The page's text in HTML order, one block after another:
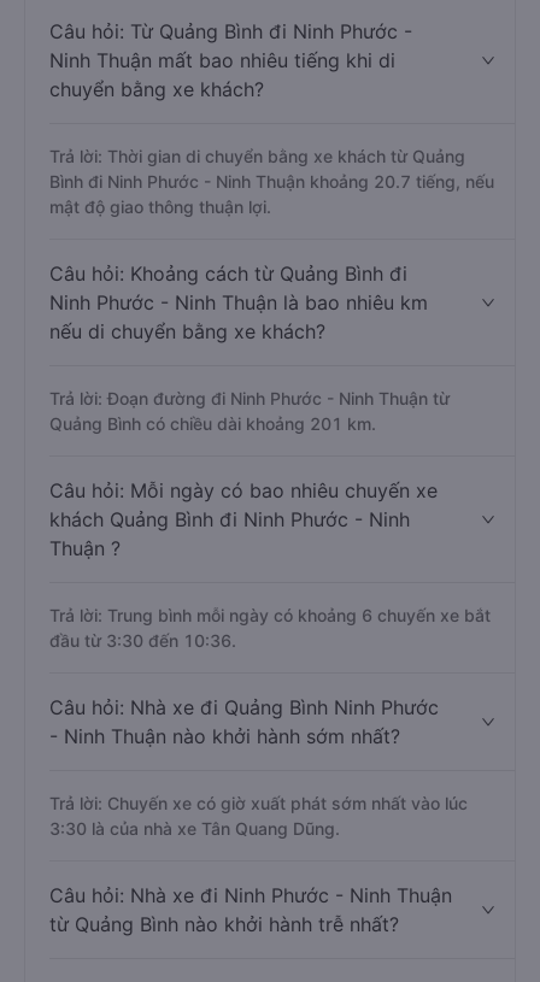
Câu hỏi: Từ Quảng Bình đi Ninh Phước -
Ninh Thuận mất bao nhiêu tiếng khi di
chuyển bằng xe khách?
Trả lời: Thời gian di chuyển bằng xe khách từ Quảng
Bình đi Ninh Phước - Ninh Thuận khoảng 20.7 tiếng, nếu
mật độ giao thông thuận lợi.
Câu hỏi: Khoảng cách từ Quảng Bình đi
Ninh Phước - Ninh Thuận là bao nhiêu km
nếu di chuyển bằng xe khách?
Trả lời: Đoạn đường đi Ninh Phước - Ninh Thuận từ
Quảng Bình có chiều dài khoảng 201 km.
Câu hỏi: Mỗi ngày có bao nhiêu chuyến xe
khách Quảng Bình đi Ninh Phước - Ninh
Thuận ?
Trả lời: Trung bình mỗi ngày có khoảng 6 chuyến xe bắt
đầu từ 3:30 đến 10:36.
Câu hỏi: Nhà xe đi Quảng Bình Ninh Phước
- Ninh Thuận nào khởi hành sớm nhất?
Trả lời: Chuyến xe có giờ xuất phát sớm nhất vào lúc
3:30 là của nhà xe Tân Quang Dũng.
Câu hỏi: Nhà xe đi Ninh Phước - Ninh Thuận
từ Quảng Bình nào khởi hành trễ nhất?